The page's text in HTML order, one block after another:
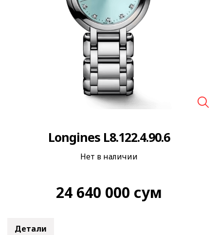
Longines L8.122.4.90.6
Нет в наличии
24 640 000 сум
Детали